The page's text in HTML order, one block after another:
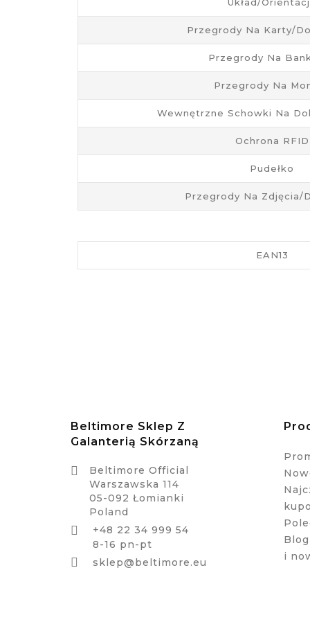
Przegrody Na Karty/
Przegrody Na
Przegrody Na
Wewnętrzne Schowki Na
Ochrona RFID
Pudełko
Przegrody Na Zdjęcia/
EAN13
Beltimore Sklep Z
Galanterią Skórzaną

Beltimore Official
Warszawska 114
05-092 Łomianki
Poland

+48 22 34 999 54
8-16 pn-pt
 sklep@beltimore.eu
i